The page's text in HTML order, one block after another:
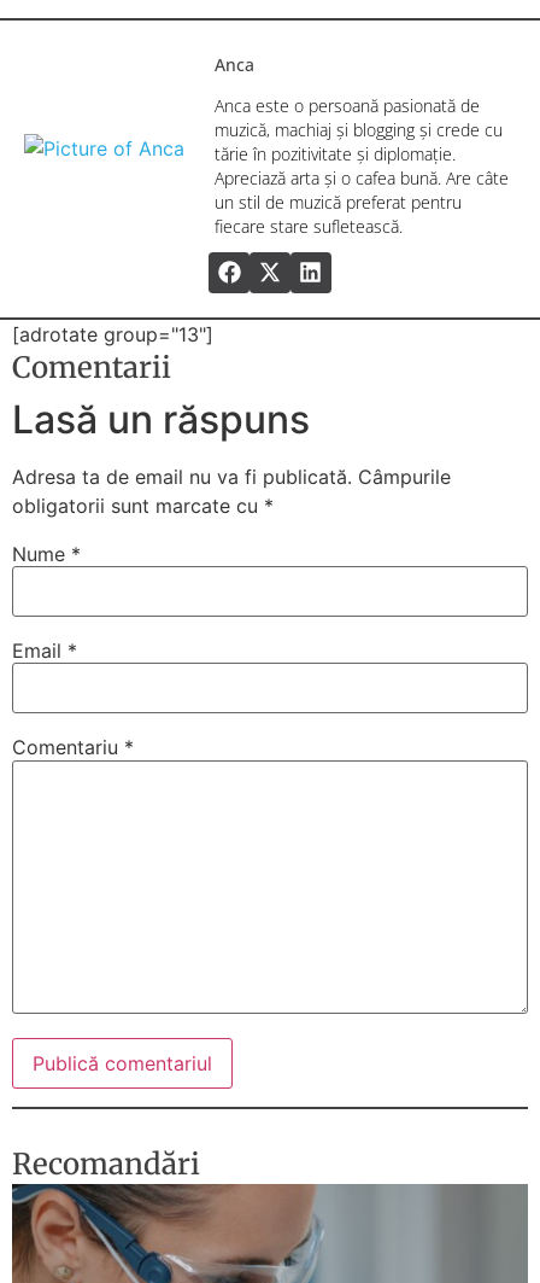
Anca
Anca este o persoană pasionată de
muzică, machiaj și blogging și crede cu
tărie în pozitivitate și diplomație.
Apreciază arta și o cafea bună. Are câte
un stil de muzică preferat pentru
fiecare stare sufletească.
[adrotate group="13"]
Comentarii
Lasă un răspuns
Adresa ta de email nu va fi publicată. Câmpurile
obligatorii sunt marcate cu *
Nume *
Email *
Comentariu *
Recomandări